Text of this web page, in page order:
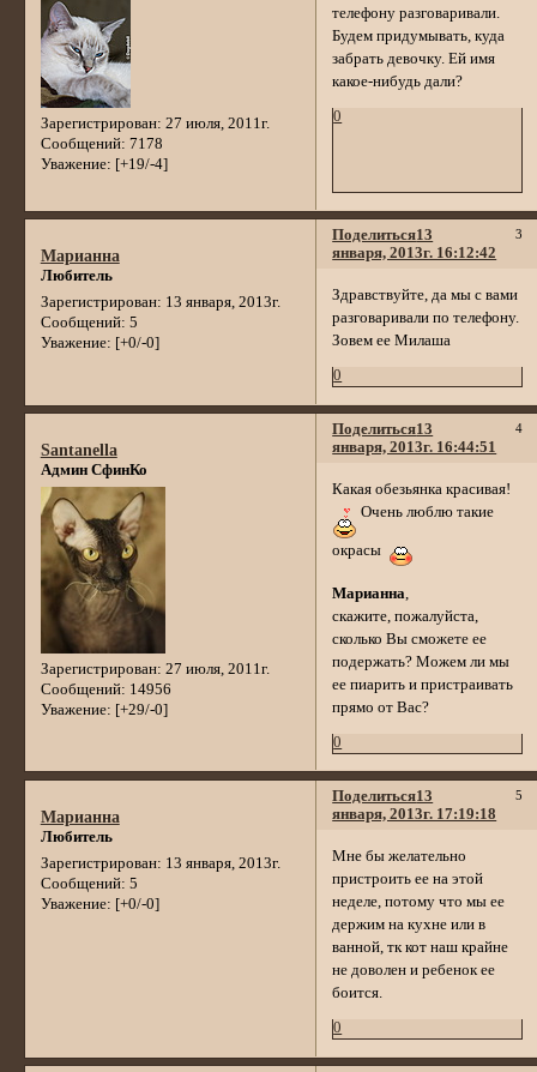
Зарегистрирован: 27 июля, 2011г.
Сообщений: 7178
Уважение: [+19/-4]
телефону разговаривали.
Будем придумывать, куда
забрать девочку. Ей имя
какое-нибудь дали?
0
Поделиться 3
13
января, 2013г. 16:12:42
Марианна
Любитель
Зарегистрирован: 13 января, 2013г.
Сообщений: 5
Уважение: [+0/-0]
Здравствуйте, да мы с вами
разговаривали по телефону.
Зовем ее Милаша
0
Поделиться 4
13
января, 2013г. 16:44:51
Santanella
Админ СфинКо
Зарегистрирован: 27 июля, 2011г.
Сообщений: 14956
Уважение: [+29/-0]
Какая обезьянка красивая!
Очень люблю такие
окрасы
Марианна,
скажите, пожалуйста,
сколько Вы сможете ее
подержать? Можем ли мы
ее пиарить и пристраивать
прямо от Вас?
0
Поделиться 5
13
января, 2013г. 17:19:18
Марианна
Любитель
Зарегистрирован: 13 января, 2013г.
Сообщений: 5
Уважение: [+0/-0]
Мне бы желательно
пристроить ее на этой
неделе, потому что мы ее
держим на кухне или в
ванной, тк кот наш крайне
не доволен и ребенок ее
боится.
0